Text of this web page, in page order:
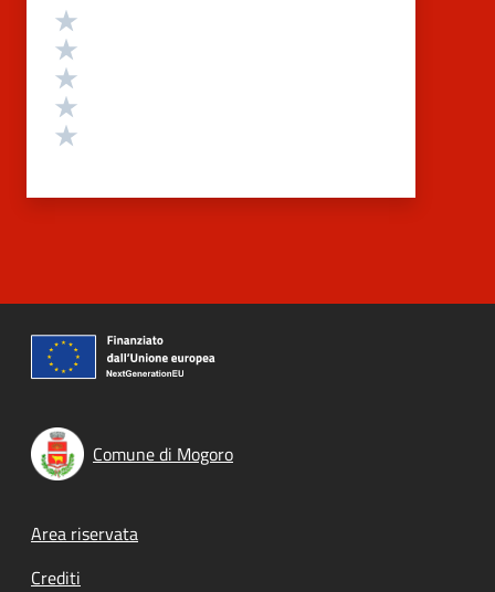
Valutazione
Comune di Mogoro
Footer menu
Area riservata
Crediti